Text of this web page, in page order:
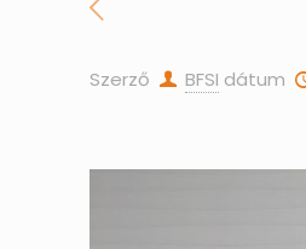
Szerző BFSI dátum